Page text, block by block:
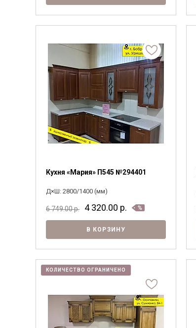
Кухня «Мария» П545 №294401
Д×Ш: 2800/1400 (мм)
6 749.00р. 4 320.00 р.
В КОРЗИНУ
КОЛИЧЕСТВО ОГРАНИЧЕНО